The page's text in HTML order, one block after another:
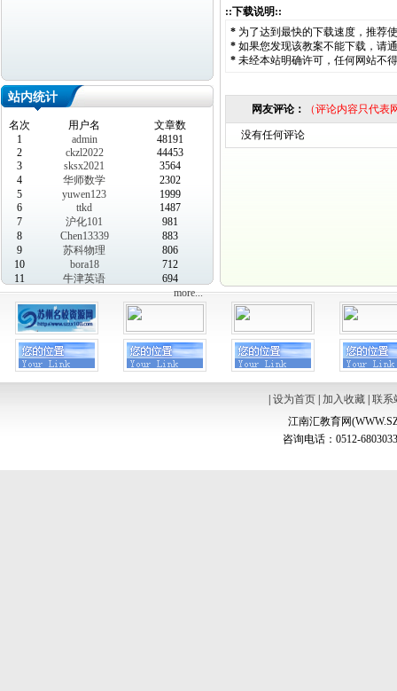
站内统计
名次 用户名
文章数
1
admin
48191
2
ckzl2022
44453
3
sksx2021
3564
4
华师数学
2302
5
yuwen123
1999
6
ttkd
1487
7
沪化101
981
8
Chen13339
883
9
苏科物理
806
10
bora18
712
11
牛津英语
694
more...
::下载说明::
* 为了达到最快的下载速度，推荐
* 如果您发现该教案不能下载，请
* 未经本站明确许可，任何网站不
网友评论： （评论内容只代
没有任何评论
设为首页| 加入收藏| 联系
江南汇教育网
咨询电话：0512-